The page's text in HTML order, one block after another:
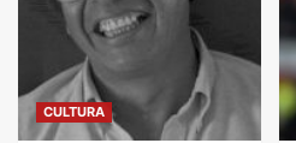
CULTURA